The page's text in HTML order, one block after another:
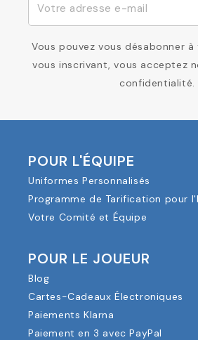
Vous pouvez vous désabonner
vous inscrivant, vous acceptez
confidentialité.
POUR L'ÉQUIPE
Uniformes Personnalisés
Programme de Tarification pour
Votre Comité et Équipe
POUR LE JOUEUR
Blog
Cartes-Cadeaux Électroniques
Paiements Klarna
Paiement en 3 avec PayPal